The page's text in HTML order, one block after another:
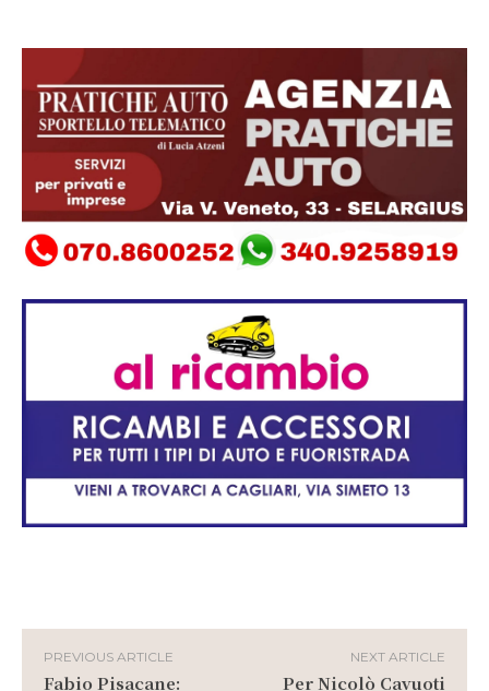
PREVIOUS ARTICLE
Fabio Pisacane:
NEXT ARTICLE
Per Nicolò Cavuoti